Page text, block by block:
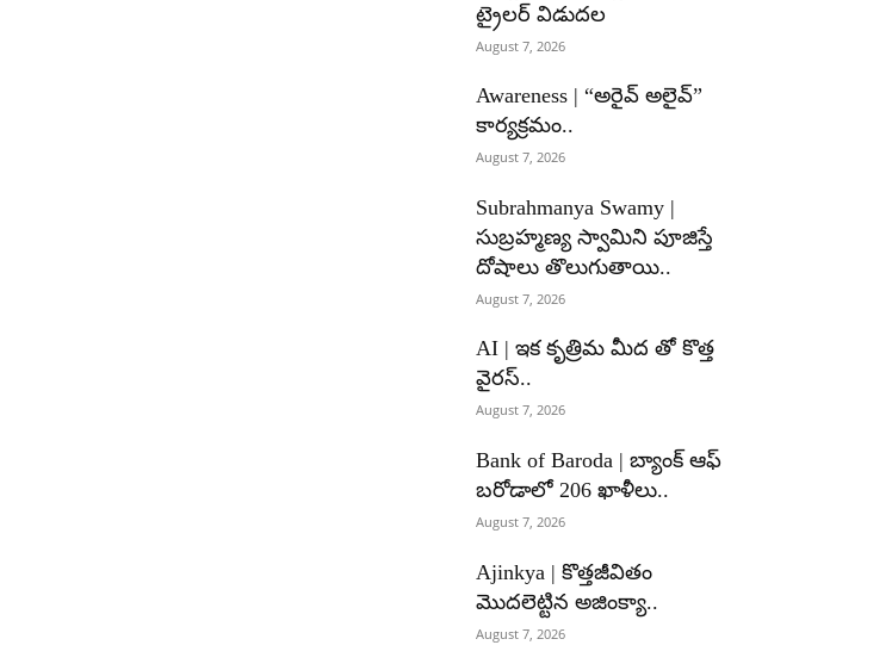
ట్రైలర్ విడుదల
August 7, 2026
Awareness | “అరైవ్ అలైవ్”
కార్యక్రమం..
August 7, 2026
Subrahmanya Swamy |
సుబ్రహ్మణ్య స్వామిని పూజిస్తే
దోషాలు తొలుగుతాయి..
August 7, 2026
AI | ఇక కృత్రిమ మీద తో కొత్త
వైరస్..
August 7, 2026
Bank of Baroda | బ్యాంక్‌ ఆఫ్‌
బరోడాలో 206 ఖాళీలు..
August 7, 2026
Ajinkya | కొత్తజీవితం
మొదలెట్టిన అజింక్యా..
August 7, 2026